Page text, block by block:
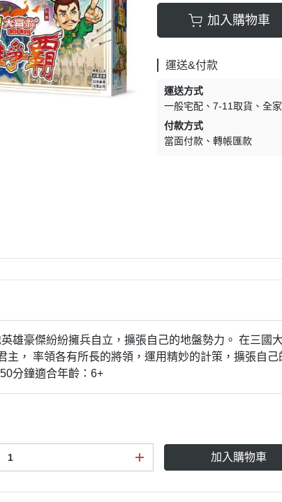
加入購物車
運送&付款
運送方式
一般宅配
7-11取貨 全
付款方式
當面付款
轉帳匯款
雄豪傑紛紛擁兵自立，擴張自己的地盤勢力。 在三國
主， 率領各有所長的將領，運用精妙的計策，擴張自
分鐘適合年齡：6+
加入購物車